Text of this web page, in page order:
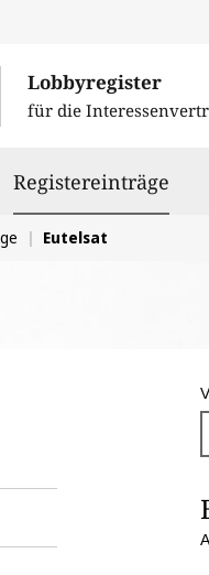
Lobbyregister
für die
Registereinträge
Eutelsat